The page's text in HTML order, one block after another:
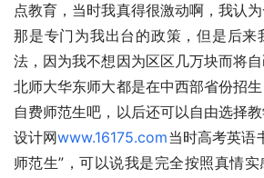
点教育，当时我真得很激动啊，我认
那是专门为我出台的政策，但是后来
法，因为我不想因为区区几万块而将
北师大华东师大都是在中西部省份招
自费师范生吧，以后还可以自由选择
设计网www.16175.com当时高考英语
师范生”，可以说我是完全按照真情